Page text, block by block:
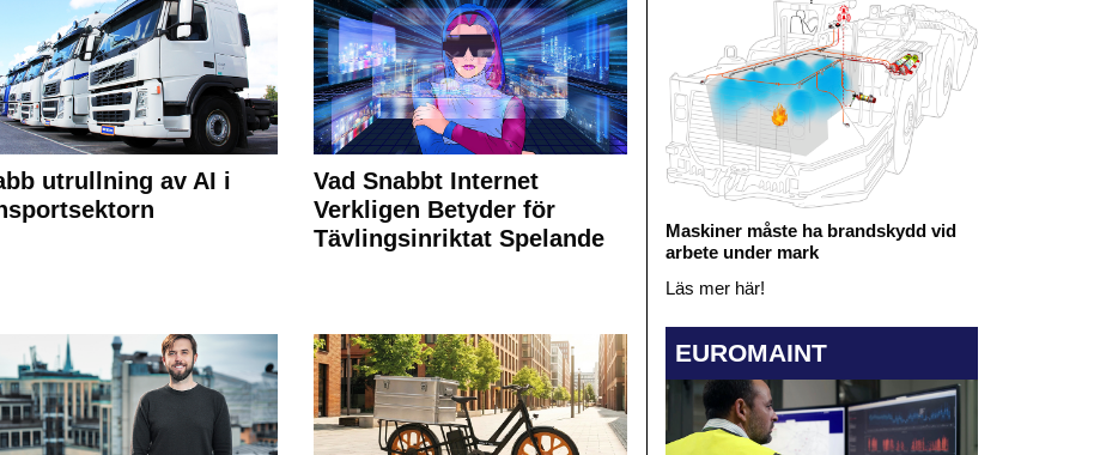
utrullning av AI i
Vad Snabbt Internet
Verkligen Betyder för
Tävlingsinriktat Spelande
Maskiner måste ha brandskydd vid
arbete under mark
Läs mer här!
EUROMAINT